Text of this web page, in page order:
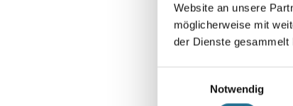
Website an unsere
möglicherweise mit
der Dienste gesammelt
Notwendig